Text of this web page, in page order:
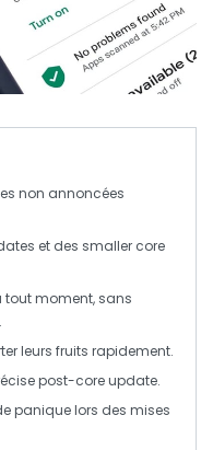
non annoncées
et des smaller core
tout moment, sans
leurs fruits rapidement.
post-core update.
paniquelors des mises